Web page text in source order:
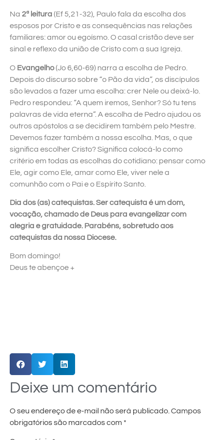
Na 2ª leitura (Ef 5,21-32), Paulo fala da escolha dos
esposos por Cristo e as consequências nas relações
familiares: amor ou egoísmo. O casal cristão deve ser
sinal e reflexo da união de Cristo com a sua Igreja.
O Evangelho(Jo 6,60-69) narra a escolha de Pedro.
Depois do discurso sobre “o Pão da vida”, os discípulos
são levados a fazer uma escolha: crer Nele ou deixá-lo.
Pedro respondeu: “A quem iremos, Senhor? Só tu tens
palavras de vida eterna”. A escolha de Pedro ajudou os
outros apóstolos a se decidirem também pelo Mestre.
Devemos fazer também a nossa escolha. Mas, o que
significa escolher Cristo? Significa colocá-lo como
critério em todas as escolhas do cotidiano: pensar como
Ele, agir como Ele, amar como Ele, viver nele a
comunhão com o Pai e o Espírito Santo.
Dia dos (as) catequistas. Ser catequista é um dom,
vocação, chamado de Deus para evangelizar com
alegria e gratuidade. Parabéns, sobretudo aos
catequistas da nossa Diocese.
Bom domingo!
Deus te abençoe +
Deixe um comentário
O seu endereço de e-mail não será publicado. Campos
obrigatórios são marcados com *